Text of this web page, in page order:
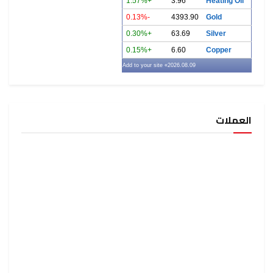
Gold
4393.90
-0.13%
Silver
63.69
+0.30%
Copper
6.60
+0.15%
2026.08.09
» Add to your site
العملات